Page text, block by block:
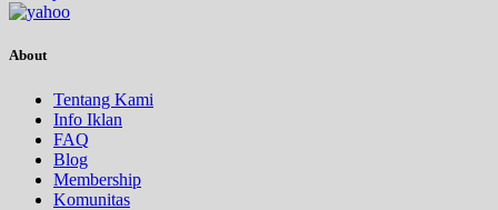
About
Tentang Kami
Info Iklan
FAQ
Blog
Membership
Komunitas